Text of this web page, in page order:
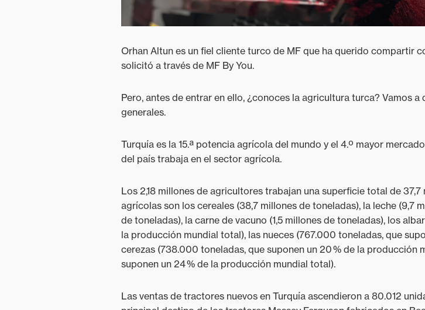
Orhan Altun es un fiel cliente turco de MF que ha querido compartir
solicitó a través de MF By You.
Pero, antes de entrar en ello, ¿conoces la agricultura turca? Vamos
generales.
Turquía es la 15.ª potencia agrícola del mundo y el 4.º mayor
del país trabaja en el sector agrícola.
Los 2,18 millones de agricultores trabajan una superficie total de
agrícolas son los cereales (38,7 millones de toneladas), la leche (9,7
de toneladas), la carne de vacuno (1,5 millones de toneladas), los
la producción mundial total), las nueces (767.000 toneladas, que
cerezas (738.000 toneladas, que suponen un 20 % de la
suponen un 24 % de la producción mundial total).
Las ventas de tractores nuevos en Turquía ascendieron a 80.012